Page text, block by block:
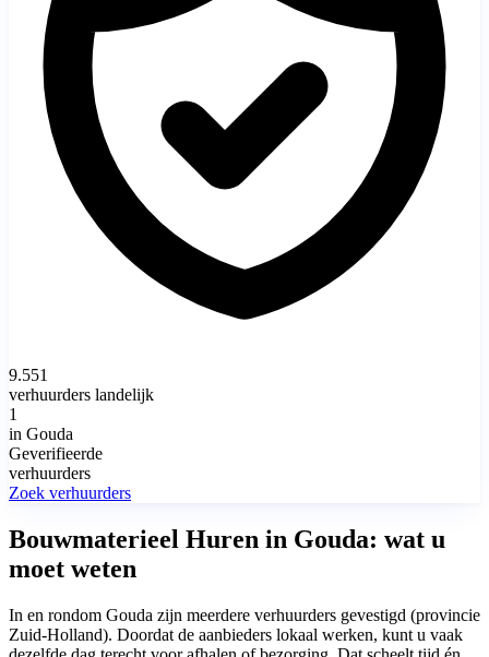
9.551
verhuurders landelijk
1
in Gouda
Geverifieerde
verhuurders
Zoek verhuurders
Bouwmaterieel Huren in Gouda: wat u
moet weten
In en rondom Gouda zijn meerdere verhuurders gevestigd (provincie
Zuid-Holland). Doordat de aanbieders lokaal werken, kunt u vaak